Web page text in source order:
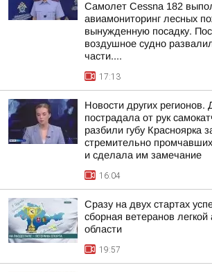
Самолет Cessna 182
авиамониторинг лесных
вынужденную посадку.
воздушное судно
части....
17:13
Новости других регионов.
пострадала от рук
разбили губу Красноярка
стремительно
и сделала им замечание
16:04
Сразу на двух стартах
сборная ветеранов легкой
области
19:57